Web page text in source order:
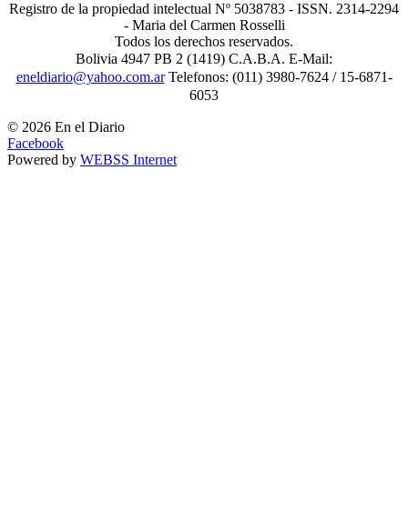
Registro de la propiedad intelectual Nº 5038783 - ISSN. 2314-2294
- Maria del Carmen Rosselli
Todos los derechos reservados.
Bolivia 4947 PB 2 (1419) C.A.B.A. E-Mail:
eneldiario@yahoo.com.arTelefonos: (011) 3980-7624 / 15-6871-
6053
© 2026 En el Diario
Facebook
Powered by WEBSS Internet